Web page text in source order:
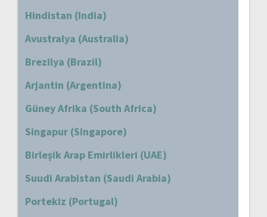
Hindistan (India)
Avustralya (Australia)
Brezilya (Brazil)
Arjantin (Argentina)
Güney Afrika (South Africa)
Singapur (Singapore)
Birleşik Arap Emirlikleri (UAE)
Suudi Arabistan (Saudi Arabia)
Portekiz (Portugal)